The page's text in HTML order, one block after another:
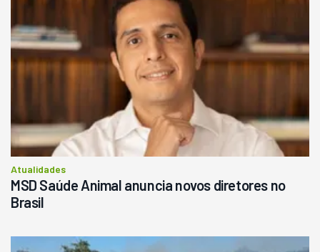
Atualidades
MSD Saúde Animal anuncia novos diretores no
Brasil